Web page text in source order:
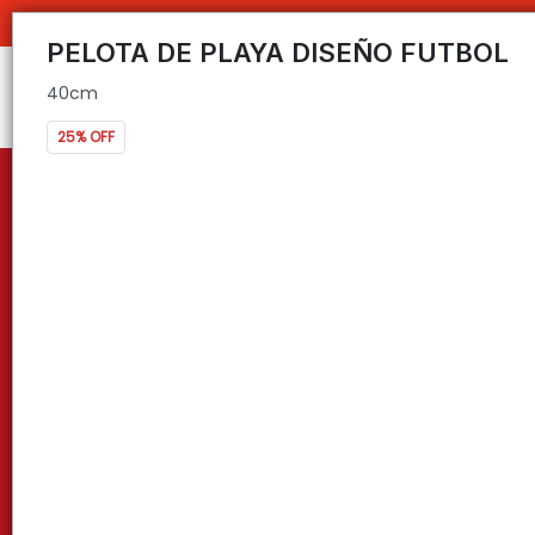
40cm
PELOTA DE PLAYA DISEÑO FUTBOL
40cm
25% OFF